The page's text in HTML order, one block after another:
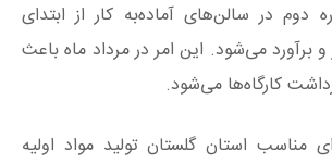
در سالن‌های آماده‌به‌ کار از ابتدای
و برآورد می‌شود. این امر در مرداد ماه باعث
کارگاه‌ها می‌شود.
مناسب استان گلستان تولید مواد اولیه